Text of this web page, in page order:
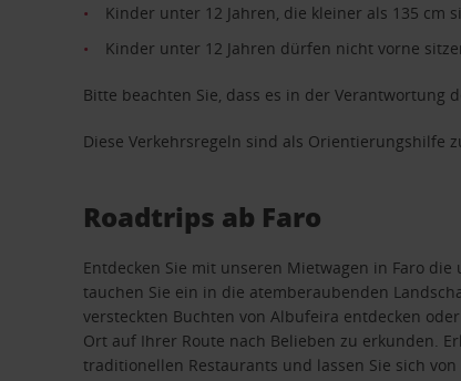
Kinder unter 12 Jahren, die kleiner als 135
Kinder unter 12 Jahren dürfen nicht vorne
Bitte beachten Sie, dass es in der Verantwortung
Diese Verkehrsregeln sind als Orientierungshilfe
Roadtrips ab Faro
Entdecken Sie mit unseren Mietwagen in Faro
tauchen Sie ein in die atemberaubenden
versteckten Buchten von Albufeira entdecken
Ort auf Ihrer Route nach Belieben zu erkunden.
traditionellen Restaurants und lassen Sie sich